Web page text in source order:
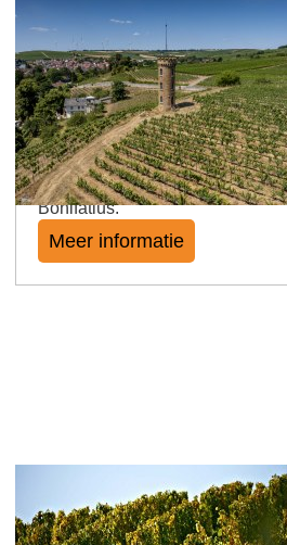
Weinheimer Heilger
De locatie werd genoemd in
met de naam "uff dem
legende stierven hier de
Bonifatius.
Meer informatie